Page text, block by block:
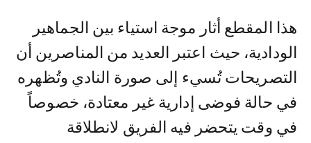
هذا المقطع أثار موجة استياء بين الجماهير
الودادية، حيث اعتبر العديد من المناصرين أن
التصريحات تُسيء إلى صورة النادي وتُظهره
في حالة فوضى إدارية غير معتادة، خصوصاً
في وقت يتحضر فيه الفريق لانطلاقة